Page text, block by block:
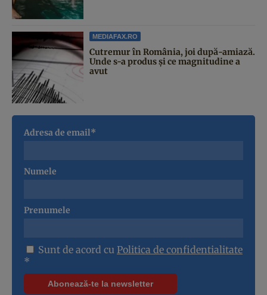
MEDIAFAX.RO
Cutremur în România, joi după-amiază.
Unde s-a produs și ce magnitudine a
avut
Adresa de email*
Numele
Prenumele
Sunt de acord cu Politica de confidentialitate
*